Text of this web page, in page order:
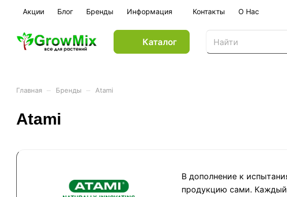
Акции Блог Бренды Информация Контакты О Нас
Каталог
Главная Бренды Atami
Atami
В дополнение к
продукцию сами. Каждый